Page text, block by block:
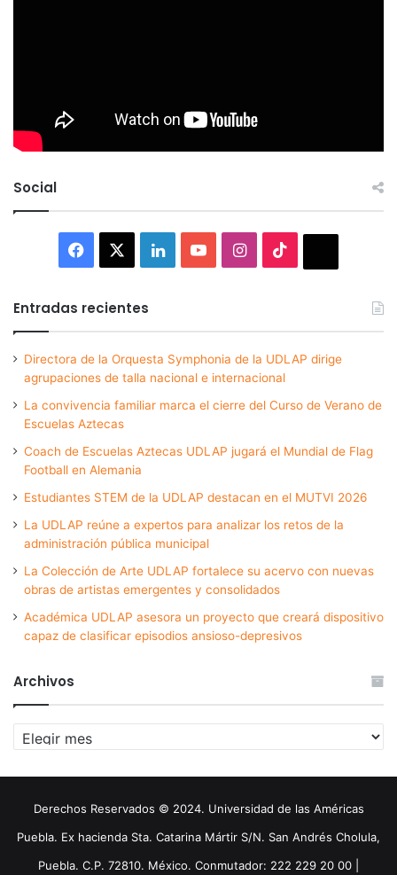
Social
Facebook LinkedInYouTubeInstagram
Entradas recientes
Directora de la Orquesta Symphonia de la UDLAP dirige
agrupaciones de talla nacional e internacional
La convivencia familiar marca el cierre del Curso de Verano de
Escuelas Aztecas
Coach de Escuelas Aztecas UDLAP jugará el Mundial de Flag
Football en Alemania
Estudiantes STEM de la UDLAP destacan en el MUTVI 2026
La UDLAP reúne a expertos para analizar los retos de la
administración pública municipal
La Colección de Arte UDLAP fortalece su acervo con nuevas
obras de artistas emergentes y consolidados
Académica UDLAP asesora un proyecto que creará dispositivo
capaz de clasificar episodios ansioso-depresivos
Archivos
Archivos
Derechos Reservados © 2024. Universidad de las Américas
Puebla. Ex hacienda Sta. Catarina Mártir S/N. San Andrés Cholula,
Puebla. C.P. 72810. México. Conmutador: 222 229 20 00 |